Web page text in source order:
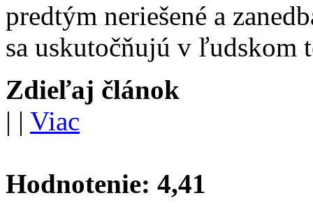
predtým neriešené a
sa uskutočňujú v ľudskom
Zdieľaj článok
| | Viac
Hodnotenie: 4,41